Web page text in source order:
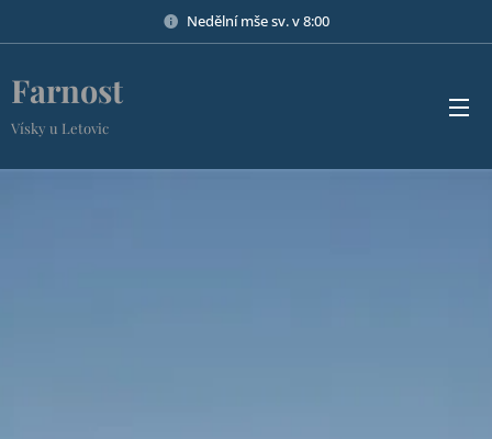
Nedělní mše sv. v 8:00
Farnost
Vísky u Letovic